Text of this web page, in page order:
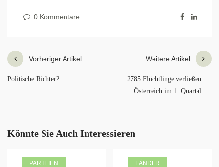
0 Kommentare
Vorheriger Artikel
Politische Richter?
Weitere Artikel
2785 Flüchtlinge verließen
Österreich im 1. Quartal
Könnte Sie Auch Interessieren
PARTEIEN
LÄNDER